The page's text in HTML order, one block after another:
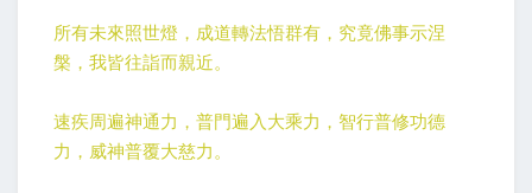
所有未來照世燈，成道轉法悟群有，究竟佛事示涅
槃，我皆往詣而親近。
速疾周遍神通力，普門遍入大乘力，智行普修功德
力，威神普覆大慈力。